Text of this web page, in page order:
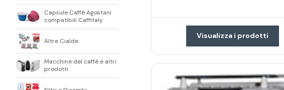
Capsule Caffè Agostani
compatibili Caffitaly
Altre Cialde
Macchine del caffè e altri
prodotti
Visualizza i prodotti